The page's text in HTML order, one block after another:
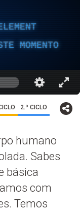
MOMENTO
2.º CICLO
humano
Sabes
básica
com
Temos